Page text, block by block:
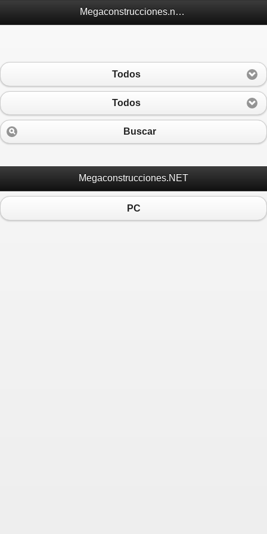
Megaconstrucciones.net Móvil
Todos
Todos
Buscar
Megaconstrucciones.NET
PC